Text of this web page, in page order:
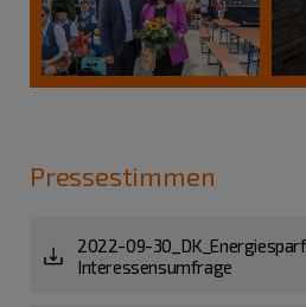
Pressestimmen
2022-09-
Interessensumfrage